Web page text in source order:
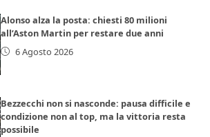
Alonso alza la posta: chiesti 80 milioni
all’Aston Martin per restare due anni
6 Agosto 2026
Bezzecchi non si nasconde: pausa difficile e
condizione non al top, ma la vittoria resta
possibile